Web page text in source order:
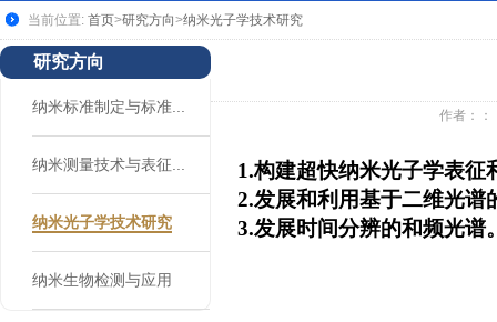
当前位置: 首页>研究方向>纳米光子学技术研究
研究方向
纳米标准制定与标准...
纳米测量技术与表征...
纳米光子学技术研究
纳米生物检测与应用
作者：：
1.构建超快纳米光子学表征
2.发展和利用基于二维光谱
3.发展时间分辨的和频光谱